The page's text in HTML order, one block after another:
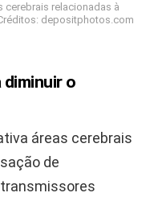
cerebrais relacionadas à
depositphotos.com
diminuir o
áreas cerebrais
de